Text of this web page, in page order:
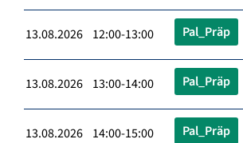
13.08.2026 12:00-13:00 Pal_Präp
13.08.2026 13:00-14:00 Pal_Präp
13.08.2026 14:00-15:00 Pal_Präp